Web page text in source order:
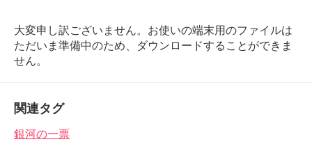
大変申し訳ございません。お使いの端末用のファイルは
ただいま準備中のため、ダウンロードすることができま
せん。
関連タグ
銀河の一票